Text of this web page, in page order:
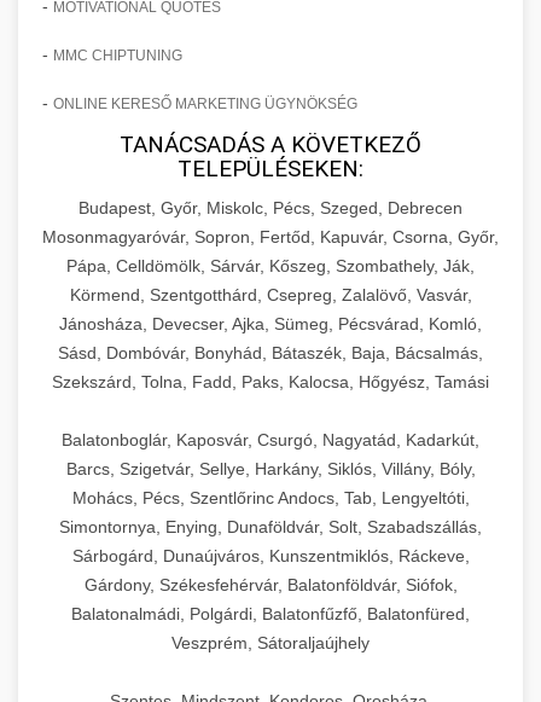
- MOTIVATIONAL QUOTES
- MMC CHIPTUNING
- ONLINE KERESŐ MARKETING ÜGYNÖKSÉG
TANÁCSADÁS A KÖVETKEZŐ
TELEPÜLÉSEKEN:
Budapest, Győr, Miskolc, Pécs, Szeged, Debrecen
Mosonmagyaróvár, Sopron, Fertőd, Kapuvár, Csorna, Győr,
Pápa, Celldömölk, Sárvár, Kőszeg, Szombathely, Ják,
Körmend, Szentgotthárd, Csepreg, Zalalövő, Vasvár,
Jánosháza, Devecser, Ajka, Sümeg, Pécsvárad, Komló,
Sásd, Dombóvár, Bonyhád, Bátaszék, Baja, Bácsalmás,
Szekszárd, Tolna, Fadd, Paks, Kalocsa, Hőgyész, Tamási
Balatonboglár, Kaposvár, Csurgó, Nagyatád, Kadarkút,
Barcs, Szigetvár, Sellye, Harkány, Siklós, Villány, Bóly,
Mohács, Pécs, Szentlőrinc Andocs, Tab, Lengyeltóti,
Simontornya, Enying, Dunaföldvár, Solt, Szabadszállás,
Sárbogárd, Dunaújváros, Kunszentmiklós, Ráckeve,
Gárdony, Székesfehérvár, Balatonföldvár, Siófok,
Balatonalmádi, Polgárdi, Balatonfűzfő, Balatonfüred,
Veszprém, Sátoraljaújhely